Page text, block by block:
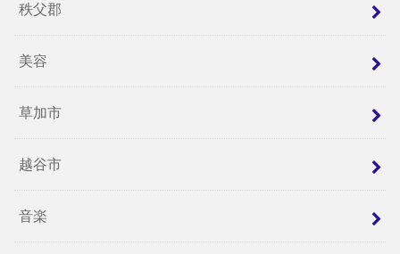
秩父郡
美容
草加市
越谷市
音楽